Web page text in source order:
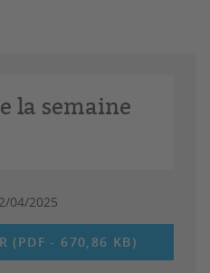
la semaine
04/2025
(PDF - 670,86 KB)